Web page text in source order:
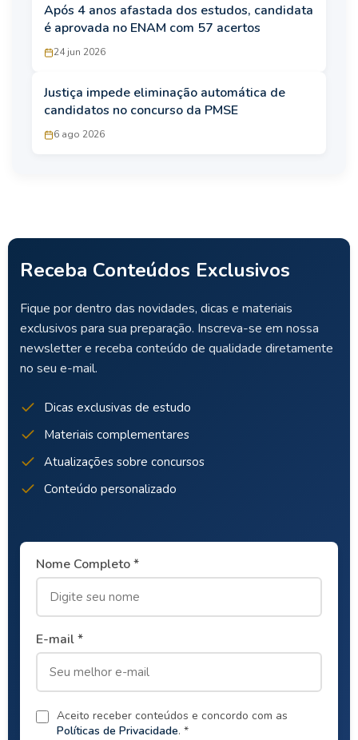
Após 4 anos afastada dos estudos, candidata
é aprovada no ENAM com 57 acertos
24 jun 2026
Justiça impede eliminação automática de
candidatos no concurso da PMSE
6 ago 2026
Receba Conteúdos Exclusivos
Fique por dentro das novidades, dicas e materiais
exclusivos para sua preparação. Inscreva-se em nossa
newsletter e receba conteúdo de qualidade diretamente
no seu e-mail.
Dicas exclusivas de estudo
Materiais complementares
Atualizações sobre concursos
Conteúdo personalizado
Nome Completo *
E-mail *
Aceito receber conteúdos e concordo com as
Políticas de Privacidade. *